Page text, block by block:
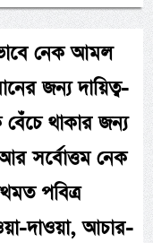
নেক আমল
জন্য দায়িত্ব-
থাকার জন্য
সর্বোত্তম নেক
পবিত্র
দাওয়া, আচার-